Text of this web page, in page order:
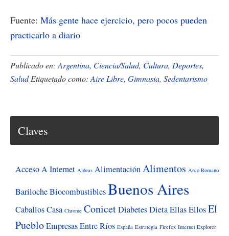
Fuente: Más gente hace ejercicio, pero pocos pueden
practicarlo a diario
Publicado en: Argentina, Ciencia/Salud, Cultura, Deportes,
Salud Etiquetado como: Aire Libre, Gimnasia, Sedentarismo
Claves
Acceso A Internet Aldeas AlimentaciónAlimentos Arco Romano
BarilocheBiocombustiblesBuenos Aires
CaballosCasa Chrome ConicetDiabetesDietaEllasEllosEl
PuebloEmpresasEntre Ríos España Estrategia Firefox Internet Explorer